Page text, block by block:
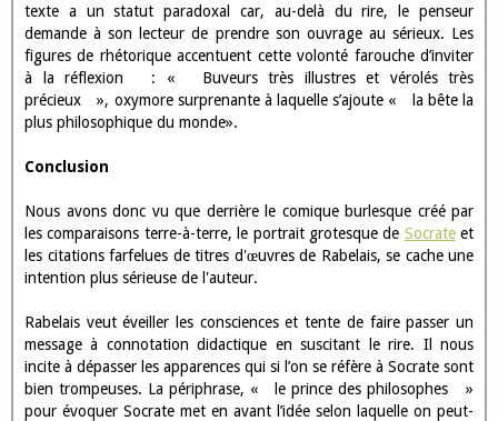
- Vanter la noblesse et la spiritualité de l'homme
"Une lecture attentive", "une méditation assidue", "rompre l'os et
sucer la subtantifique moelle", "Devenir avisés et vaillants", ce
champ lexical nous informe qu'une bonne lecture engendre "une
intelligence plus qu'humaine", "une force d'âme merveilleuse", "un
sans faille"
- Un humanisme socratique
Tout comme pour s'élever à la dialectique socratique, la lecture
rabelaisienne suppose de se tourner vers ce qu'il y a à voir = Elle
connotation est philosophique. "Les humains veillent, courent,
travaillent, naviguent et bataillent" mais ils penvent aussi s'élever
à une "intelligence plus qu'humaine" en s'éloignant de la doxa, en
dépassant l'opinion, en se débarassant des préjugés. C'est un
cheminement philosophique qui correspond à une manière de